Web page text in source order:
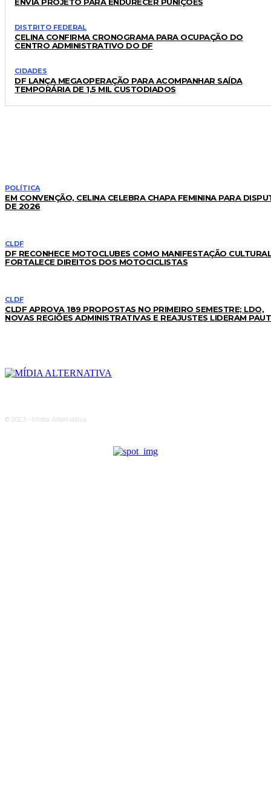
DISTRITO FEDERAL
CELINA CONFIRMA CRONOGRAMA PARA OCUPAÇÃO DO
CENTRO ADMINISTRATIVO DO DF
CIDADES
DF LANÇA MEGAOPERAÇÃO PARA ACOMPANHAR SAÍDA
TEMPORÁRIA DE 1,5 MIL CUSTODIADOS
POLÍTICA
EM CONVENÇÃO, CELINA CELEBRA CHAPA FEMININA PARA
DE 2026
CLDF
DF RECONHECE MOTOCLUBES COMO MANIFESTAÇÃO
FORTALECE DIREITOS DOS MOTOCICLISTAS
CLDF
CLDF APROVA 189 PROPOSTAS NO PRIMEIRO SEMESTRE; LDO,
NOVAS REGIÕES ADMINISTRATIVAS E REAJUSTES LIDERAM
© 2023 - Midia Alternativa.